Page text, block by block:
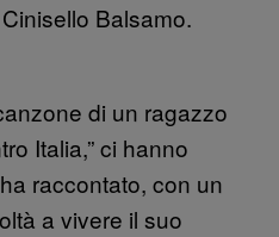
Balsamo.
di un ragazzo
Italia,” ci hanno
raccontato, con un
a vivere il suo